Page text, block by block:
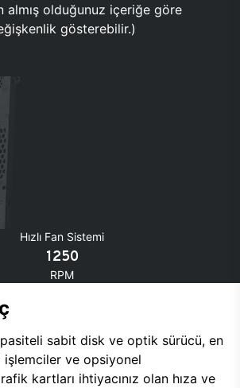
almış olduğunuz içeriğe göre
gösterebilir.)
Hızlı Fan Sistemi
1250
RPM
sabit disk ve optik sürücü, en
ve opsiyonel
kartları ihtiyacınız olan hıza ve